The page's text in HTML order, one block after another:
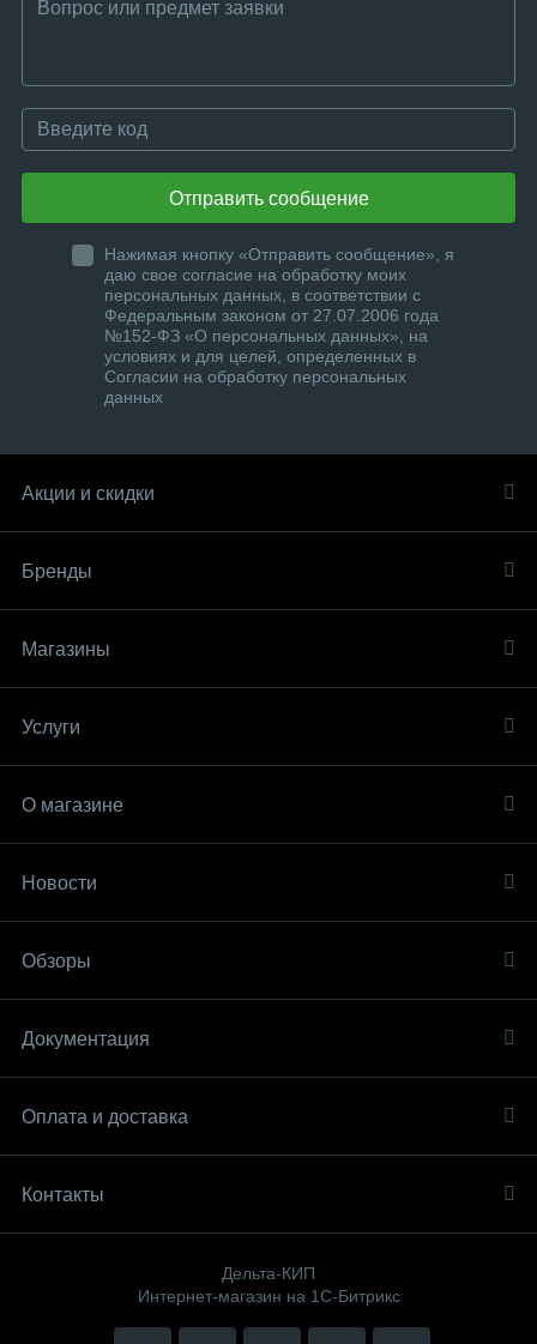
Отправить сообщение
Нажимая кнопку «Отправить сообщение», я
даю свое согласие на обработку моих
персональных данных, в соответствии с
Федеральным законом от 27.07.2006 года
№152-ФЗ «О персональных данных», на
условиях и для целей, определенных в
Согласии на обработку персональных
данных
Акции и скидки
Бренды
Магазины
Услуги
О магазине
Новости
Обзоры
Документация
Оплата и доставка
Контакты
Дельта-КИП
Интернет-магазин на 1С-Битрикс